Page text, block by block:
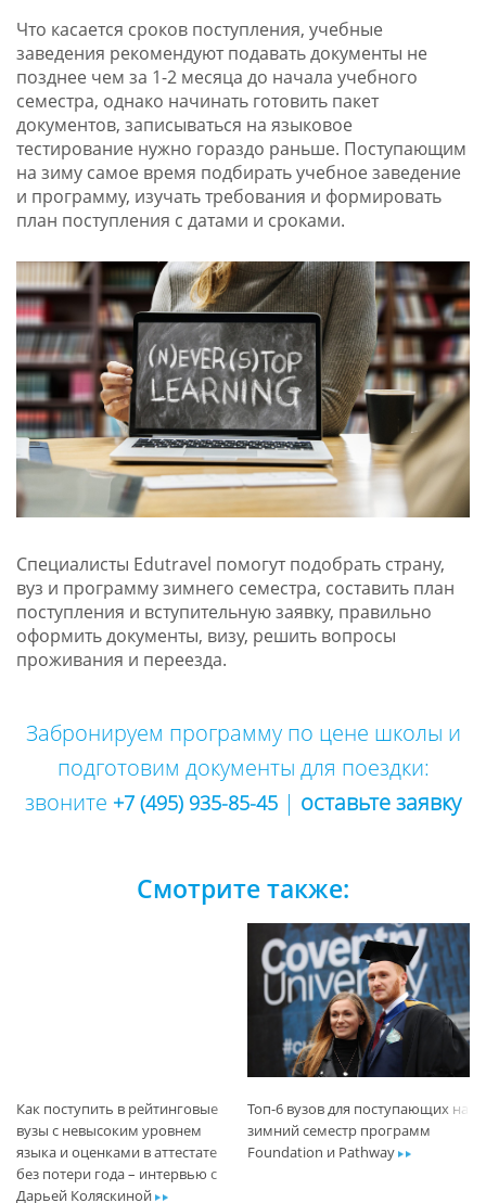
Что касается сроков поступления, учебные
заведения рекомендуют подавать документы не
позднее чем за 1-2 месяца до начала учебного
семестра, однако начинать готовить пакет
документов, записываться на языковое
тестирование нужно гораздо раньше. Поступающим
на зиму самое время подбирать учебное заведение
и программу, изучать требования и формировать
план поступления с датами и сроками.
Специалисты Edutravel помогут подобрать страну,
вуз и программу зимнего семестра, составить план
поступления и вступительную заявку, правильно
оформить документы, визу, решить вопросы
проживания и переезда.
Забронируем программу по цене школы и
подготовим документы для поездки:
звоните +7 (495) 935-85-45 | оставьте заявку
Смотрите также:
Как поступить в рейтинговые
вузы с невысоким уровнем
языка и оценками в аттестате
без потери года – интервью с
Дарьей Коляскинойar
Топ-6 вузов для поступающих на
зимний семестр программ
Foundation и Pathwayar